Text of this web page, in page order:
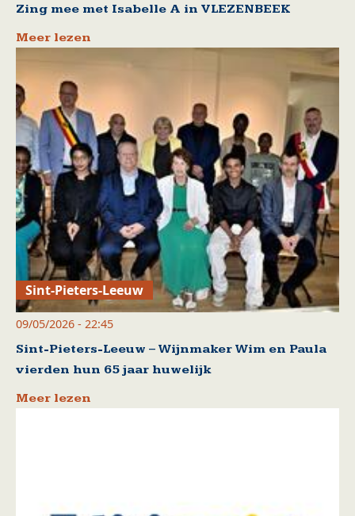
Zing mee met Isabelle A in VLEZENBEEK
Meer lezen
Sint-Pieters-Leeuw
09/05/2026 - 22:45
Sint-Pieters-Leeuw – Wijnmaker Wim en Paula
vierden hun 65 jaar huwelijk
Meer lezen